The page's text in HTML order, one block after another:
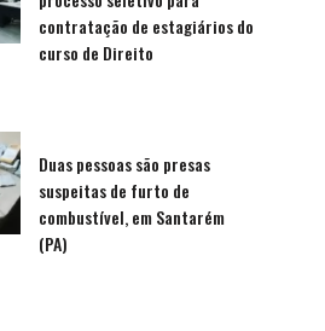
contratação de estagiários do
curso de Direito
Duas pessoas são presas
suspeitas de furto de
combustível, em Santarém
(PA)